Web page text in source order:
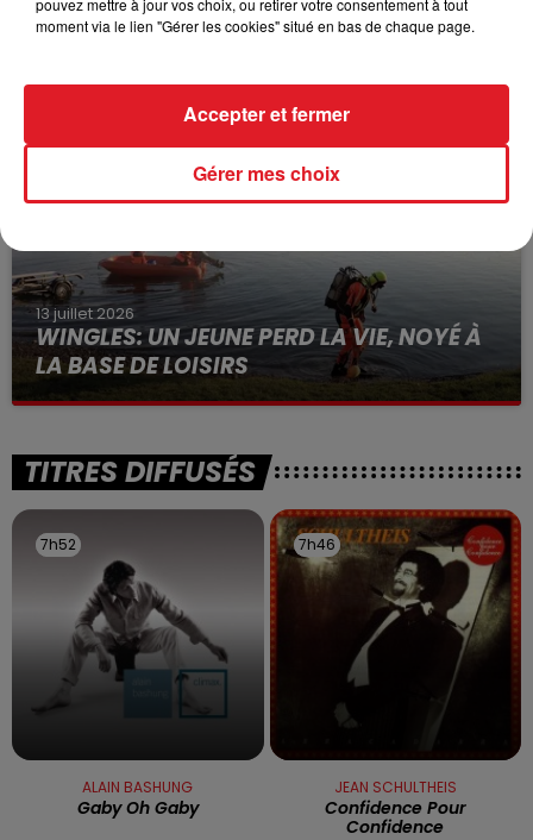
15 juillet 2026
BÉTHUNE: ENQUÊTE POUR HOMICIDE
à des prostituées
13 juillet 2026
WINGLES: UN JEUNE PERD LA VIE, NOYÉ À
LA BASE DE LOISIRS
La victime a coulé à pic
TITRES DIFFUSÉS
7h52
7h52
ALAIN BASHUNG
Gaby Oh Gaby
7h46
7h46
JEAN SCHULTHEIS
Confidence Pour
Confidence
pouvez mettre à jour vos choix, ou retirer votre consentement à tout
moment via le lien "Gérer les cookies" situé en bas de chaque page.
Gérer mes choix
Accepter et fermer